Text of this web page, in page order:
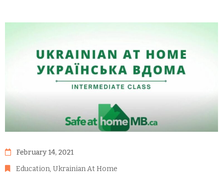
February 14, 2021
Education‚ Ukrainian At Home